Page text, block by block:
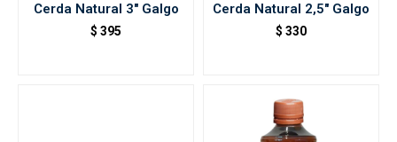
Cerda Natural 3" Galgo
$ 395
Cerda Natural 2,5" Galgo
$ 330